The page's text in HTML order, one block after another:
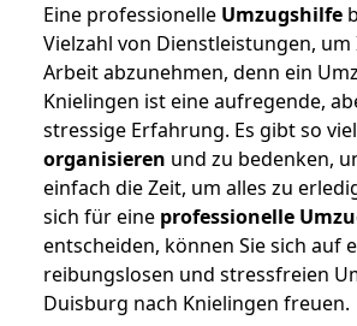
Eine professionelle Umzugshilfe
Vielzahl von Dienstleistungen,
Arbeit abzunehmen, denn ein
Knielingen ist eine aufregende,
stressige Erfahrung. Es gibt so
organisieren und zu bedenken,
einfach die Zeit, um alles zu
sich für eine professionelle
entscheiden, können Sie sich auf
reibungslosen und stressfreien
Duisburg nach Knielingen freuen.